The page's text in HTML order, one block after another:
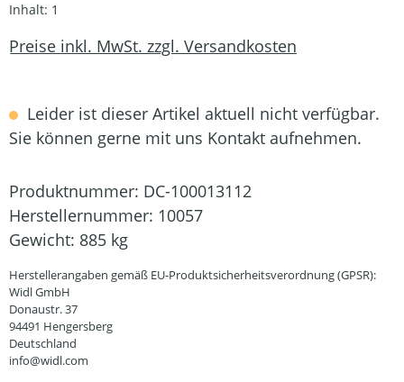
Inhalt: 1
Preise inkl. MwSt. zzgl. Versandkosten
Leider ist dieser Artikel aktuell nicht verfügbar.
Sie können gerne mit uns Kontakt aufnehmen.
Produktnummer: DC-100013112
Herstellernummer: 10057
Gewicht: 885 kg
Herstellerangaben gemäß EU-Produktsicherheitsverordnung (GPSR):
Widl GmbH
Donaustr. 37
94491 Hengersberg
Deutschland
info@widl.com